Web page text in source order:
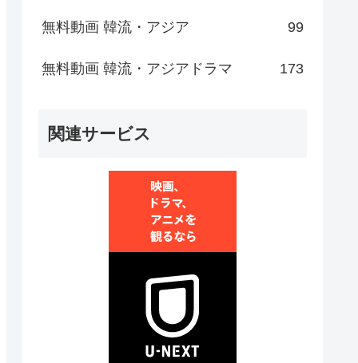
無料動画 韓流・アジア 99
無料動画 韓流・アジアドラマ 173
関連サービス